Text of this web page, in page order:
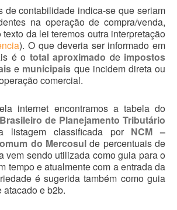
de contabilidade indica-se que seriam
na operação de compra/venda,
da lei teremos outra interpretação
). O que deveria ser informado em
é o total aproximado de impostos
e municipais que incidem direta ou
comercial.
internet encontramos a tabela do
de Planejamento Tributário
classificada por NCM –
do Mercosul de percentuais de
vem sendo utilizada como guia para o
tempo e atualmente com a entrada da
é sugerida também como guia
atacado e b2b.